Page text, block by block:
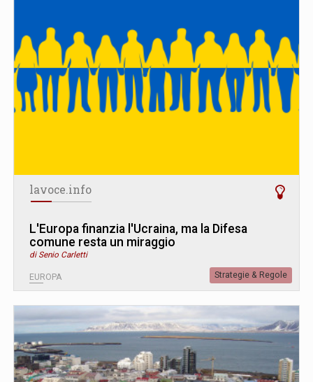
lavoce.info
L'Europa finanzia l'Ucraina, ma la Difesa
comune resta un miraggio
di Senio Carletti
EUROPA Strategie & Regole